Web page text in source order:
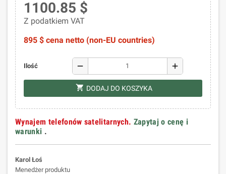
1100.85 $
Z podatkiem VAT
895 $ cena netto (non-EU countries)
Ilość remove add
shopping_cart DODAJ DO KOSZYKA
Wynajem telefonów satelitarnych. Zapytaj o cenę i
warunki .
Karol Łoś
Menedżer produktu